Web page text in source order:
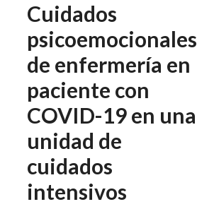
Cuidados
psicoemocionales
de enfermería en
paciente con
COVID-19 en una
unidad de
cuidados
intensivos